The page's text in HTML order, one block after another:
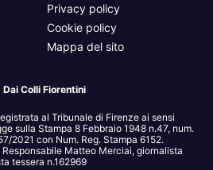
Privacy policy
Cookie policy
Mappa del sito
Colli Fiorentini
al Tribunale di Firenze ai sensi
sulla Stampa 8 Febbraio 1948 n.47, num.
2021 con Num. Reg. Stampa 6152.
Matteo Merciai, giornalista
tessera n.162969